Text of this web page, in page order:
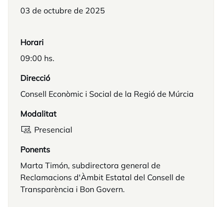
03 de octubre de 2025
Horari
09:00 hs.
Direcció
Consell Econòmic i Social de la Regió de Múrcia
Modalitat
Presencial
Ponents
Marta Timón, subdirectora general de
Reclamacions d'Àmbit Estatal del Consell de
Transparència i Bon Govern.